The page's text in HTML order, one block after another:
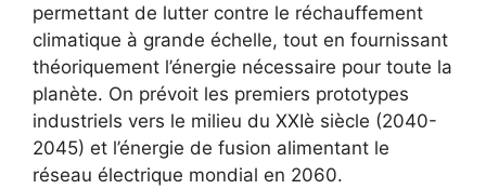
permettant de lutter contre le réchauffement
climatique à grande échelle, tout en fournissant
théoriquement l’énergie nécessaire pour toute la
planète. On prévoit les premiers prototypes
industriels vers le milieu du XXIè siècle (2040-
2045) et l’énergie de fusion alimentant le
réseau électrique mondial en 2060.